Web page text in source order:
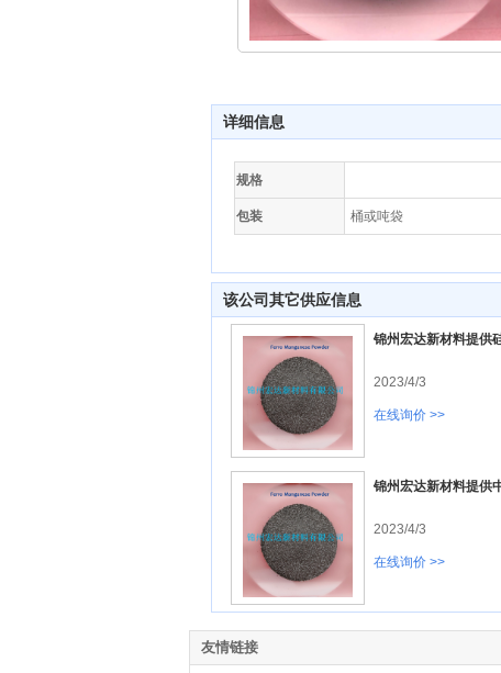
详细信息
规格
包装 桶或吨袋
该公司其它供应信息
锦州宏达新材料提供
2023/4/3
在线询价 >>
锦州宏达新材料提供
2023/4/3
在线询价 >>
友情链接